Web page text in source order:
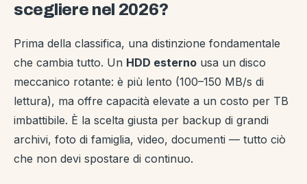
scegliere nel 2026?
Prima della classifica, una distinzione fondamentale
che cambia tutto. Un HDD esterno usa un disco
meccanico rotante: è più lento (100–150 MB/s di
lettura), ma offre capacità elevate a un costo per TB
imbattibile. È la scelta giusta per backup di grandi
archivi, foto di famiglia, video, documenti — tutto ciò
che non devi spostare di continuo.